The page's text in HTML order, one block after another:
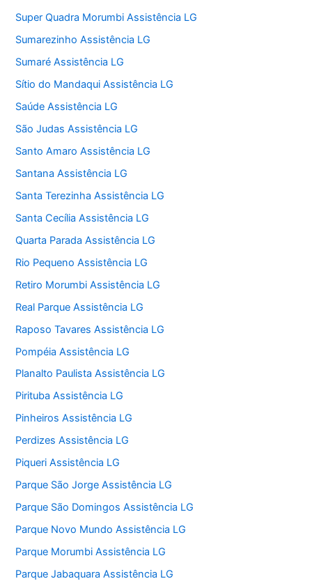
Super Quadra Morumbi Assistência LG
Sumarezinho Assistência LG
Sumaré Assistência LG
Sítio do Mandaqui Assistência LG
Saúde Assistência LG
São Judas Assistência LG
Santo Amaro Assistência LG
Santana Assistência LG
Santa Terezinha Assistência LG
Santa Cecília Assistência LG
Quarta Parada Assistência LG
Rio Pequeno Assistência LG
Retiro Morumbi Assistência LG
Real Parque Assistência LG
Raposo Tavares Assistência LG
Pompéia Assistência LG
Planalto Paulista Assistência LG
Pirituba Assistência LG
Pinheiros Assistência LG
Perdizes Assistência LG
Piqueri Assistência LG
Parque São Jorge Assistência LG
Parque São Domingos Assistência LG
Parque Novo Mundo Assistência LG
Parque Morumbi Assistência LG
Parque Jabaquara Assistência LG